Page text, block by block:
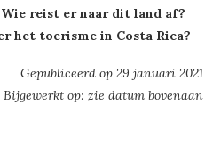
Wie reist er naar dit land af?
het toerisme in Costa Rica?
Gepubliceerd op 29 januari 2021
Bijgewerkt op: zie datum bovenaan